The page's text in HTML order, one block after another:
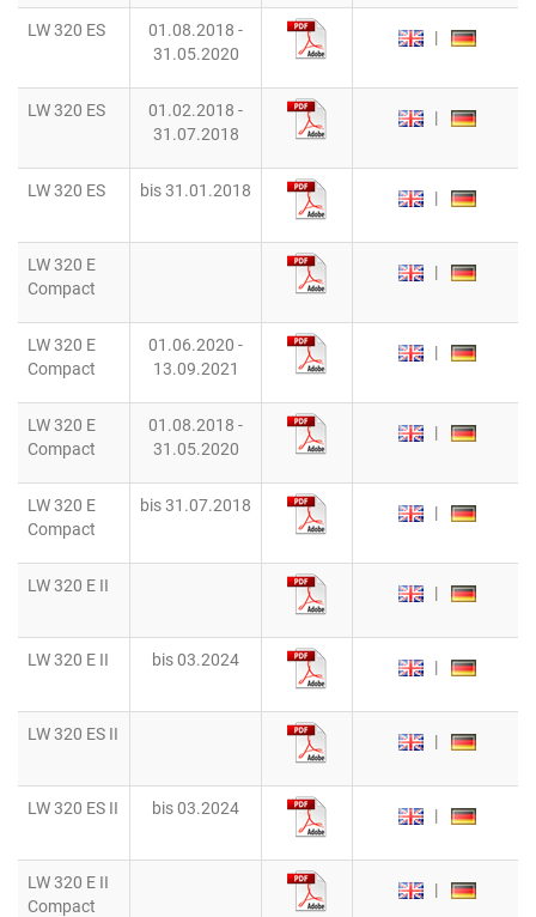
LW 320 ES
01.08.2018 -
31.05.2020
|
LW 320 ES
01.02.2018 -
31.07.2018
|
LW 320 ES bis 31.01.2018 |
LW 320 E
Compact
|
LW 320 E
Compact
01.06.2020 -
13.09.2021
|
LW 320 E
Compact
01.08.2018 -
31.05.2020
|
LW 320 E
Compact
bis 31.07.2018 |
LW 320 E II |
LW 320 E II bis 03.2024 |
LW 320 ES II |
LW 320 ES II bis 03.2024 |
LW 320 E II
Compact
|